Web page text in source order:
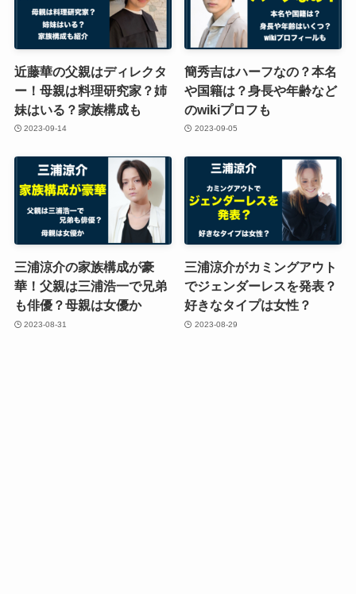
近藤華の父親はディレクタ
ー！母親は料理研究家？姉
妹はいる？家族構成も
2023-09-14
簡秀吉はハーフなの？本名
や国籍は？身長や年齢など
のwikiプロフも
2023-09-05
三浦涼介の家族構成が豪
華！父親は三浦浩一で兄弟
も俳優？母親は女優か
2023-08-31
三浦涼介がカミングアウト
でジェンダーレスを発表？
好きなタイプは女性？
2023-08-29